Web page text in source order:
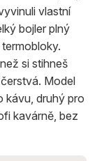
vlastní
bojler plný
si stihneš
Model
kávu, druhý pro
kavárně, bez